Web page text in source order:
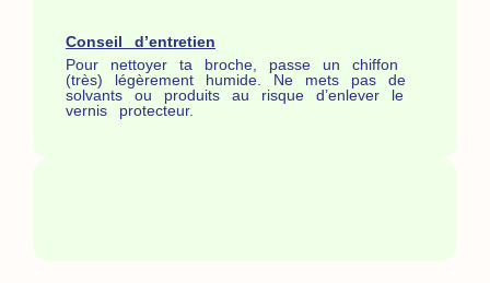
Conseil d’entretien
Pour nettoyer ta broche, passe un chiffon
(très) légèrement humide. Ne mets pas de
solvants ou produits au risque d’enlever le
vernis protecteur.